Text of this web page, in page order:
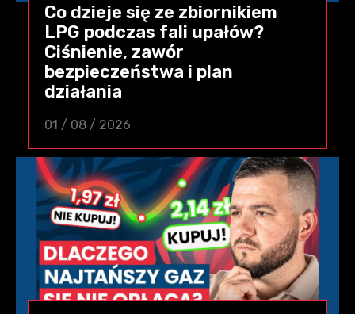
Co dzieje się ze zbiornikiem
LPG podczas fali upałów?
Ciśnienie, zawór
bezpieczeństwa i plan
działania
01 / 08 / 2026